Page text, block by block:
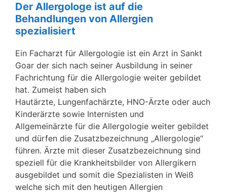
Der Allergologe ist auf die
Behandlungen von Allergien
spezialisiert
Ein Facharzt für Allergologie ist ein Arzt in Sankt
Goar der sich nach seiner Ausbildung in seiner
Fachrichtung für die Allergologie weiter gebildet
hat. Zumeist haben sich
Hautärzte, Lungenfachärzte, HNO-Ärzte oder auch
Kinderärzte sowie Internisten und
Allgemeinärzte für die Allergologie weiter gebildet
und dürfen die Zusatzbezeichnung „Allergologie“
führen. Ärzte mit dieser Zusatzbezeichnung sind
speziell für die Krankheitsbilder von Allergikern
ausgebildet und somit die Spezialisten in Weiß
welche sich mit den heutigen Allergien